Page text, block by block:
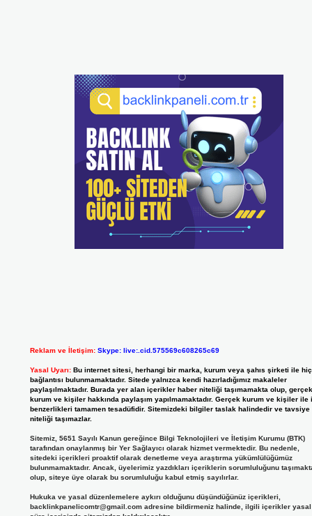
Reklam ve İletişim: Skype: live:.cid.575569c608265c69
Yasal Uyarı: Bu internet sitesi, herhangi bir marka, kurum veya şahıs şirketi ile
bağlantısı bulunmamaktadır. Sitede yalnızca kendi hazırladığımız makaleler
paylaşılmaktadır. Burada yer alan içerikler haber niteliği taşımamakta olup, gerçek
kurum ve kişiler hakkında paylaşım yapılmamaktadır. Gerçek kurum ve kişiler ile
benzerlikleri tamamen tesadüfidir. Sitemizdeki bilgiler taslak halindedir ve tavsiye
niteliği taşımazlar.
Sitemiz, 5651 Sayılı Kanun gereğince Bilgi Teknolojileri ve İletişim Kurumu (BTK)
tarafından onaylanmış bir Yer Sağlayıcı olarak hizmet vermektedir. Bu nedenle,
sitedeki içerikleri proaktif olarak denetleme veya araştırma yükümlülüğümüz
bulunmamaktadır. Ancak, üyelerimiz yazdıkları içeriklerin sorumluluğunu
olup, siteye üye olarak bu sorumluluğu kabul etmiş sayılırlar.
Hukuka ve yasal düzenlemelere aykırı olduğunu düşündüğünüz içerikleri,
backlinkpanelicomtr@gmail.comadresine bildirmeniz halinde, ilgili içerikler yasal